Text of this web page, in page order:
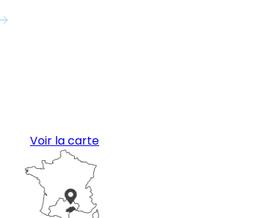
Voir la carte